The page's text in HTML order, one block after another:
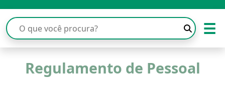
☰
Regulamento de Pessoal